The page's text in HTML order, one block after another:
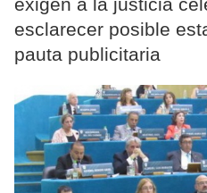
exigen a la justicia
esclarecer posible
pauta publicitaria